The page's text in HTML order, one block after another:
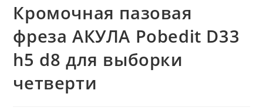
Кромочная пазовая
фреза AКУЛА Pobedit D33
h5 d8 для выборки
четверти